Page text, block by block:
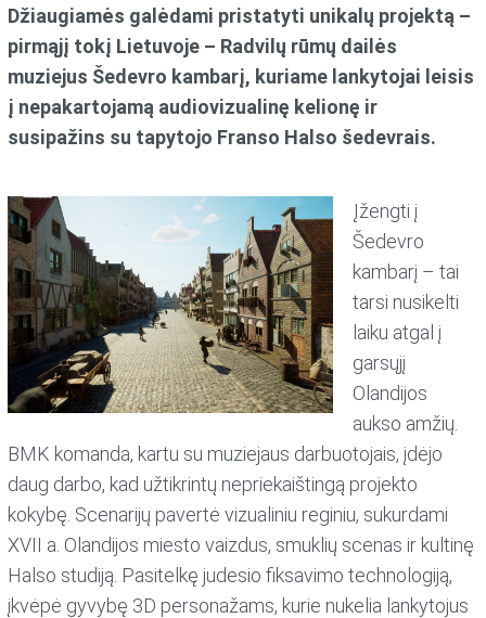
Džiaugiamės galėdami pristatyti unikalų projektą –
pirmąjį tokį Lietuvoje – Radvilų rūmų dailės
muziejus Šedevro kambarį, kuriame lankytojai leisis
į nepakartojamą audiovizualinę kelionę ir
susipažins su tapytojo Franso Halso šedevrais.
Įžengti į
Šedevro
kambarį – tai
tarsi nusikelti
laiku atgal į
garsųjį
Olandijos
aukso amžių.
BMK komanda, kartu su muziejaus darbuotojais, įdėjo
daug darbo, kad užtikrintų nepriekaištingą projekto
kokybę. Scenarijų pavertė vizualiniu reginiu, sukurdami
XVII a. Olandijos miesto vaizdus, smuklių scenas ir kultinę
Halso studiją. Pasitelkę judesio fiksavimo technologiją,
įkvėpė gyvybę 3D personažams, kurie nukelia lankytojus